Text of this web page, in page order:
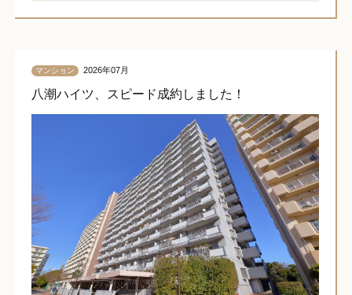
マンション 2026年07月
八潮ハイツ、スピード成約しました！